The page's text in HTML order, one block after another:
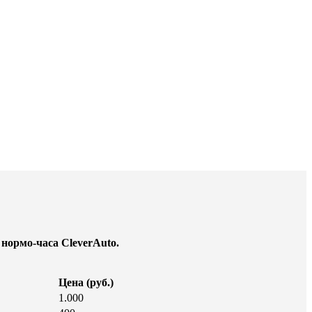
нормо-часа CleverAuto.
Цена (руб.)
1.000